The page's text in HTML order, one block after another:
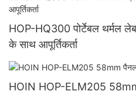
HOP-HQ300 पोर्टेबल थर्मल
के साथ आपूर्तिकर्ता
HOIN HOP-ELM205